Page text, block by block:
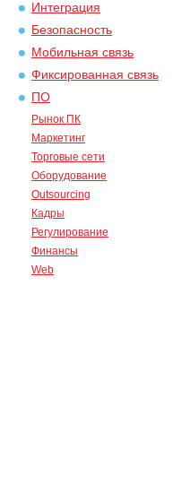
Интеграция
Безопасность
Мобильная связь
Фиксированная связь
ПО
Рынок ПК
Маркетинг
Торговые сети
Оборудование
Outsourcing
Кадры
Регулирование
Финансы
Web